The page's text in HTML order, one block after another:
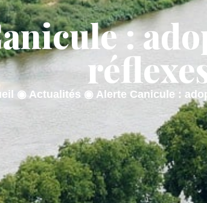
MAIRIE MON QUOTIDIEN
:
◉ Actualités ◉ Alerte Canicule :